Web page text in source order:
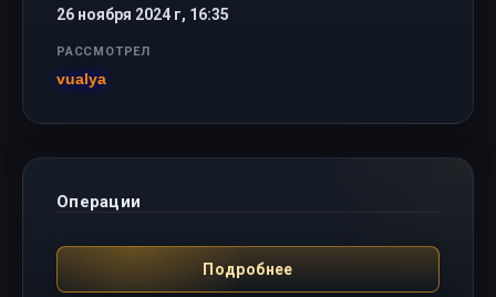
26 ноября 2024 г, 16:35
РАССМОТРЕЛ
vualya
Операции
Подробнее